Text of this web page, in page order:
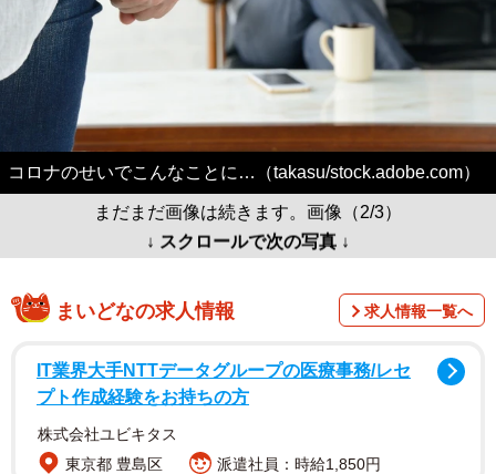
コロナのせいでこんなことに…（takasu/stock.adobe.com）
まだまだ画像は続きます。画像（2/3）
↓ スクロールで次の写真 ↓
まいどなの求人情報 求人情報一覧へ
IT業界大手NTTデータグループの医療事務/レセ
プト作成経験をお持ちの方
株式会社ユビキタス
東京都 豊島区
派遣社員：時給1,850円